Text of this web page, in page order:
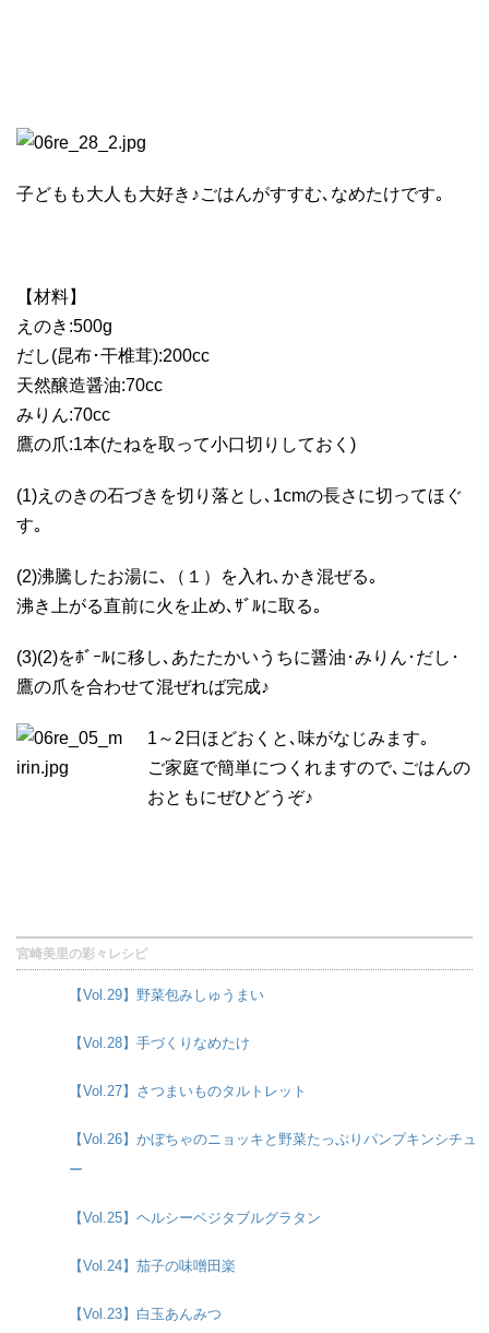
子どもも大人も大好き♪ごはんがすすむ､なめたけです｡
【材料】
えのき:500g
だし(昆布･干椎茸):200cc
天然醸造醤油:70cc
みりん:70cc
鷹の爪:1本(たねを取って小口切りしておく)
(1)えのきの石づきを切り落とし､1cmの長さに切ってほぐ
す｡
(2)沸騰したお湯に､（１）を入れ､かき混ぜる｡
沸き上がる直前に火を止め､ｻﾞﾙに取る｡
(3)(2)をﾎﾞｰﾙに移し､あたたかいうちに醤油･みりん･だし･
鷹の爪を合わせて混ぜれば完成♪
1～2日ほどおくと､味がなじみます｡
ご家庭で簡単につくれますので､ごはんの
おともにぜひどうぞ♪
宮崎美里の彩々レシピ
【Vol.29】野菜包みしゅうまい
【Vol.28】手づくりなめたけ
【Vol.27】さつまいものタルトレット
【Vol.26】かぼちゃのニョッキと野菜たっぷりパンプキンシチュ
ー
【Vol.25】ヘルシーベジタブルグラタン
【Vol.24】茄子の味噌田楽
【Vol.23】白玉あんみつ